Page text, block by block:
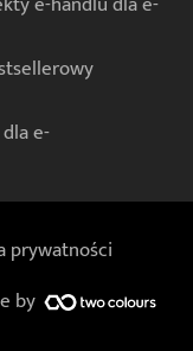
e-
prywatności
by